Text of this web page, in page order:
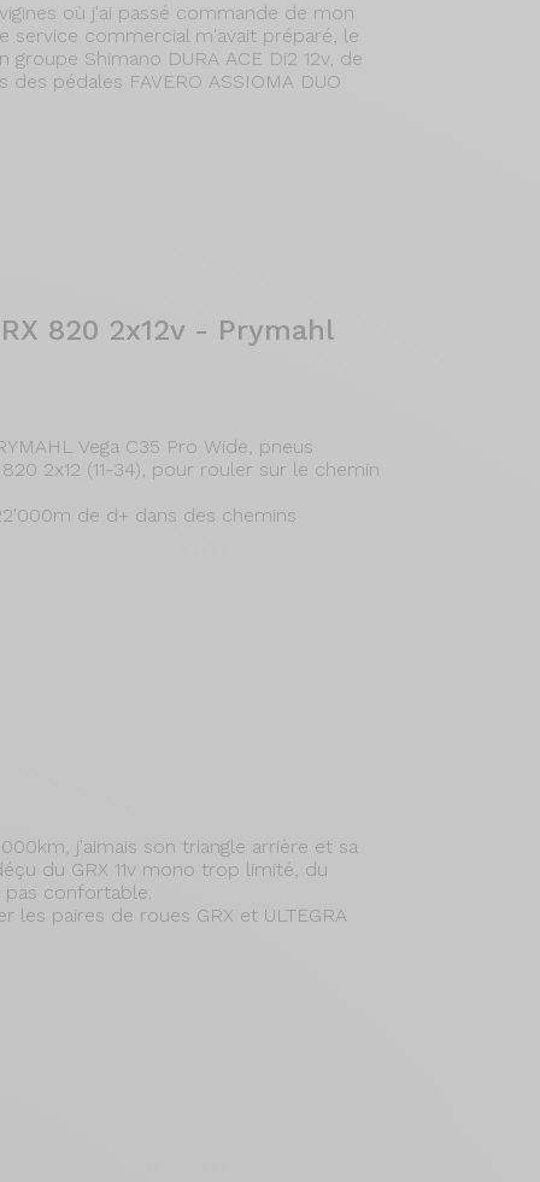
où j'ai passé commande de mon
service commercial m'avait préparé, le
groupe Shimano DURA ACE Di2 12v, de
pédales FAVERO ASSIOMA DUO
820 2x12v - Prymahl
Vega C35 Pro Wide, pneus
2x12 (11-34), pour rouler sur le chemin
de d+ dans des chemins
j'aimais son triangle arrière et sa
du GRX 11v mono trop limité, du
confortable.
paires de roues GRX et ULTEGRA